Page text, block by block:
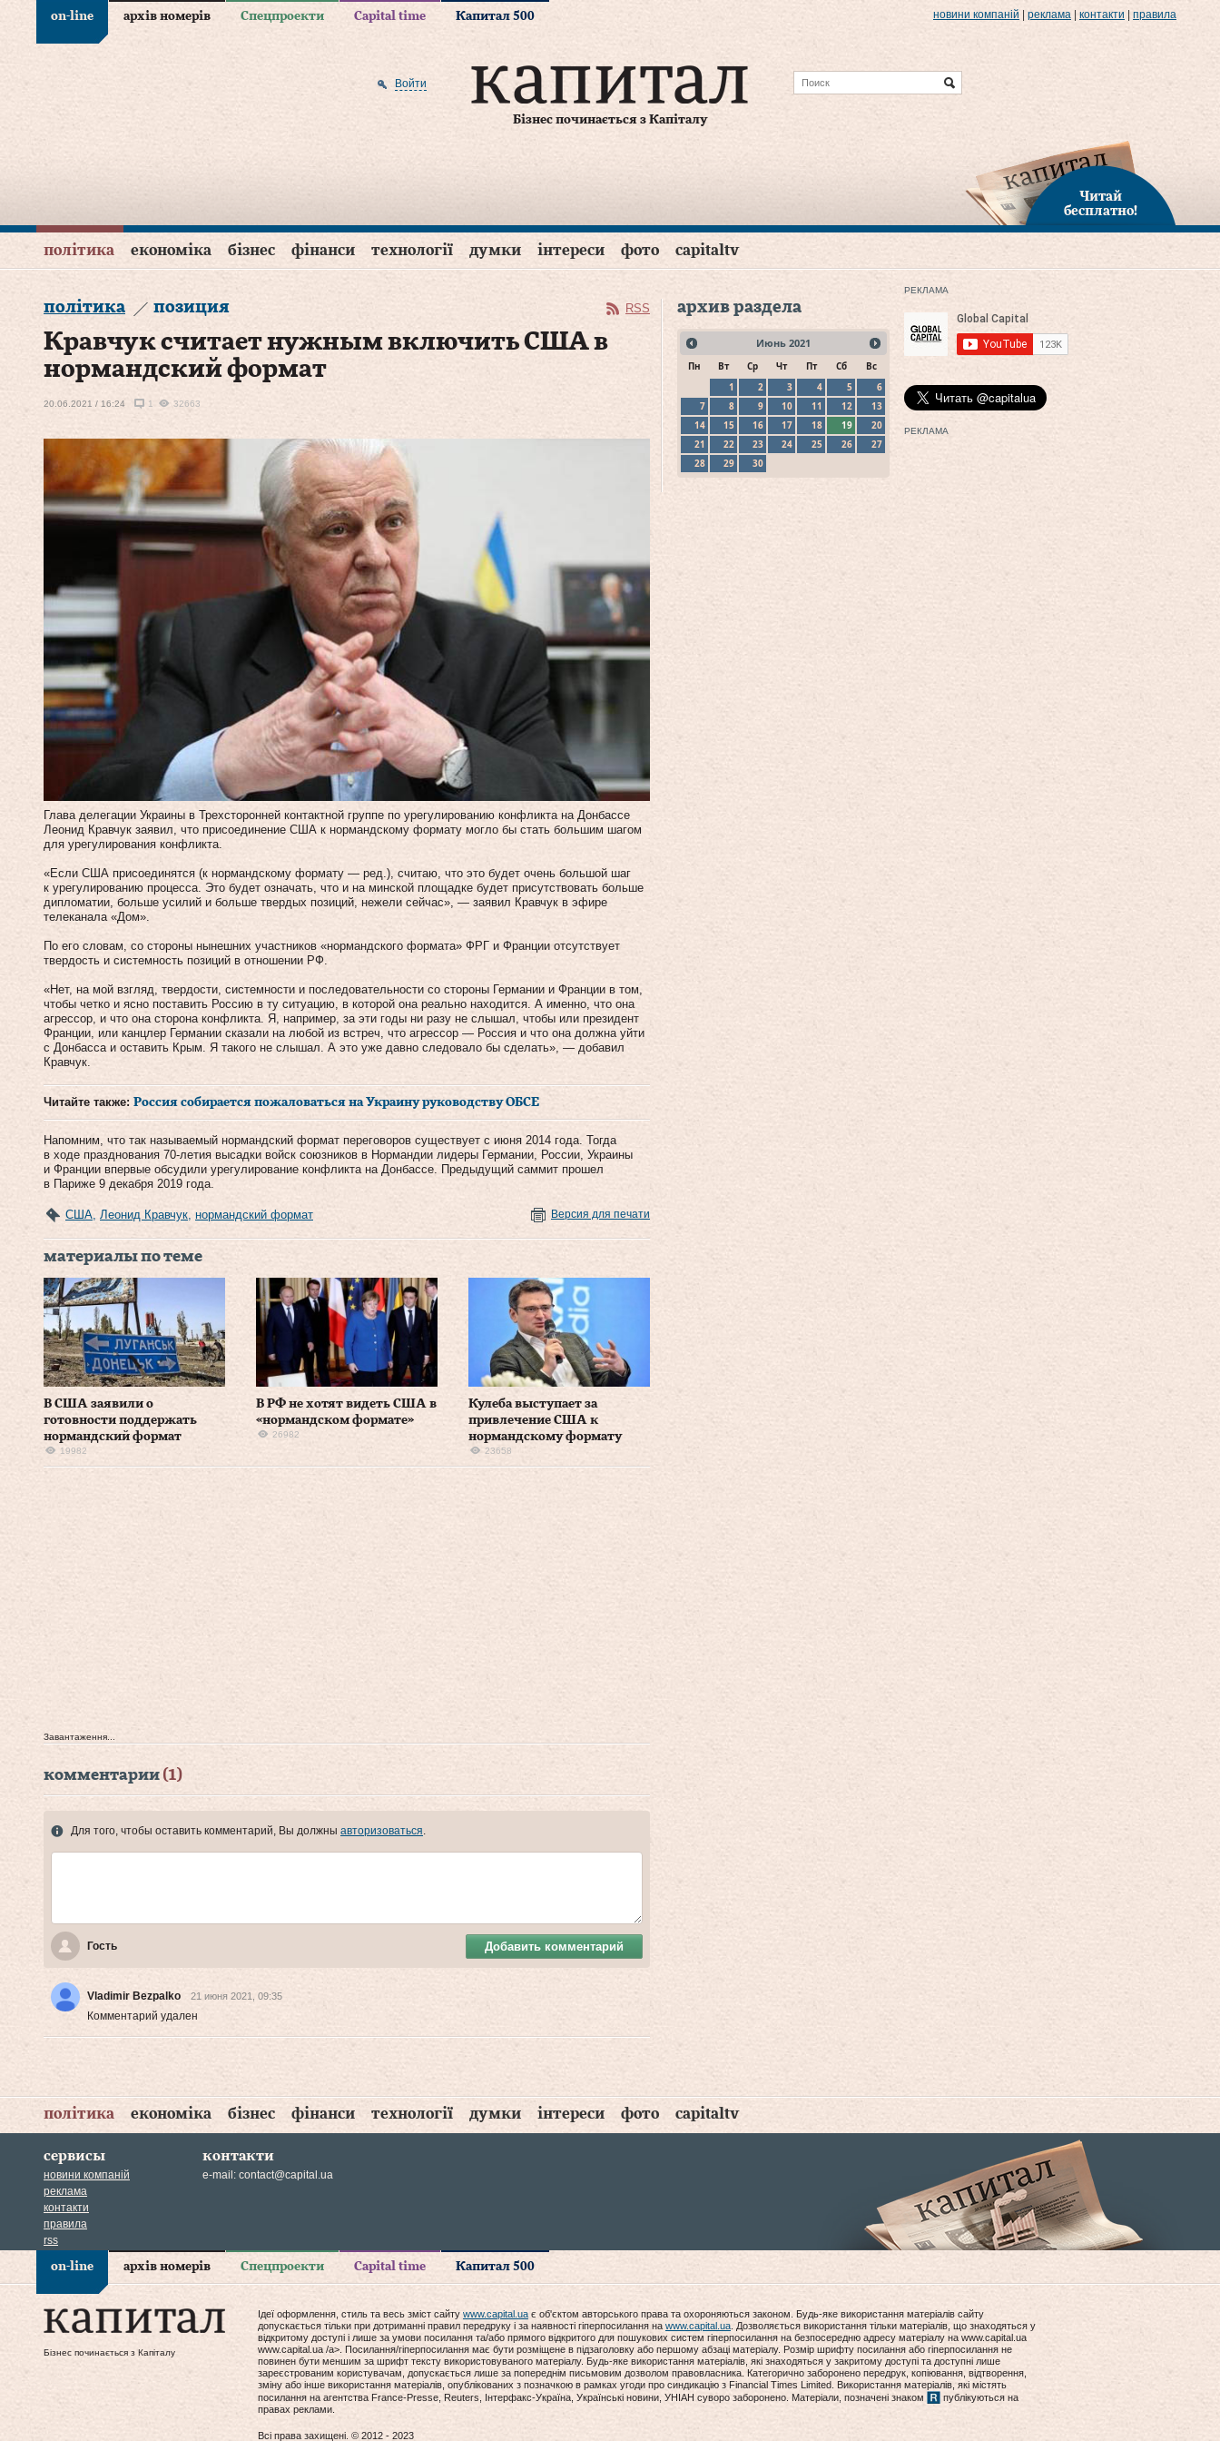
on-line архів номерів Спецпроекти Capital time Капитал 500 новини компаній реклама контакти правила
Бізнес починається з Капіталу
Войти
Читай
бесплатно!
політика економіка бізнес фінанси технології думки інтереси фото capitaltv
політика позиция RSS
Кравчук считает нужным включить США в
нормандский формат
20.06.2021 / 16:24 1 32663
Глава делегации Украины в Трехсторонней контактной группе по урегулированию конфликта на Донбассе
Леонид Кравчук заявил, что присоединение США к нормандскому формату могло бы стать большим шагом
для урегулирования конфликта.
«Если США присоединятся (к нормандскому формату — ред.), считаю, что это будет очень большой шаг
к урегулированию процесса. Это будет означать, что и на минской площадке будет присутствовать больше
дипломатии, больше усилий и больше твердых позиций, нежели сейчас», — заявил Кравчук в эфире
телеканала «Дом».
По его словам, со стороны нынешних участников «нормандского формата» ФРГ и Франции отсутствует
твердость и системность позиций в отношении РФ.
«Нет, на мой взгляд, твердости, системности и последовательности со стороны Германии и Франции в том,
чтобы четко и ясно поставить Россию в ту ситуацию, в которой она реально находится. А именно, что она
агрессор, и что она сторона конфликта. Я, например, за эти годы ни разу не слышал, чтобы или президент
Франции, или канцлер Германии сказали на любой из встреч, что агрессор — Россия и что она должна уйти
с Донбасса и оставить Крым. Я такого не слышал. А это уже давно следовало бы сделать», — добавил
Кравчук.
Читайте также: Россия собирается пожаловаться на Украину руководству ОБСЕ
Напомним, что так называемый нормандский формат переговоров существует с июня 2014 года. Тогда
в ходе празднования 70-летия высадки войск союзников в Нормандии лидеры Германии, России, Украины
и Франции впервые обсудили урегулирование конфликта на Донбассе. Предыдущий саммит прошел
в Париже 9 декабря 2019 года.
США Леонид Кравчук нормандский формат Версия для печати
материалы по теме
В США заявили о
готовности поддержать
нормандский формат
19982
В РФ не хотят видеть США в
«нормандском формате»
26982
Кулеба выступает за
привлечение США к
нормандскому формату
23658
Завантаження...
комментарии (1)
Для того, чтобы оставить комментарий, Вы должны авторизоваться
Гость Добавить комментарий
Vladimir Bezpalko 21 июня 2021, 09:35
Комментарий удален
архив раздела
Июнь 2021
Пн Вт Ср Чт Пт Сб
Вс
1
2 3 4 5
6
7
8 9 10 11 12
13
14
15 16 17 18 19
20
21
22 23 24 25 26
27
28
29 30
РЕКЛАМА
РЕКЛАМА
політика економіка бізнес фінанси технології думки інтереси фото capitaltv
сервисы
новини компаній
реклама
контакти
правила
rss
контакти
e-mail: contact@capital.ua
on-line архів номерів Спецпроекти Capital time Капитал 500
Бізнес починається з Капіталу
Ідеї оформлення, стиль та весь зміст сайту www.capital.ua є об'єктом авторського права та охороняються законом. Будь-яке використання матеріалів сайту
допускається тільки при дотриманні правил передруку і за наявності гіперпосилання на www.capital.ua . Дозволяється використання тільки матеріалів, що знаходяться у
відкритому доступі і лише за умови посилання та/або прямого відкритого для пошукових систем гіперпосилання на безпосередню адресу матеріалу на www.capital.ua
www.capital.ua /a>. Посилання/гіперпосилання має бути розміщене в підзаголовку або першому абзаці матеріалу. Розмір шрифту посилання або гіперпосилання не
повинен бути меншим за шрифт тексту використовуваного матеріалу. Будь-яке використання матеріалів, які знаходяться у закритому доступі та доступні лише
зареєстрованим користувачам, допускається лише за попереднім письмовим дозволом правовласника. Категорично заборонено передрук, копіювання, відтворення,
зміну або інше використання матеріалів, опублікованих з позначкою в рамках угоди про синдикацію з Financial Times Limited. Використання матеріалів, які містять
посилання на агентства France-Presse, Reuters, Інтерфакс-Україна, Українські новини, УНІАН суворо заборонено. Матеріали, позначені знаком
публікуються на
правах реклами.
Всі права захищені. © 2012 - 2023